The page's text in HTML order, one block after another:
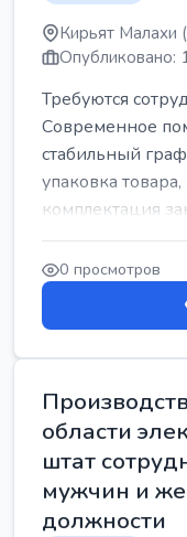
Кирьят Малахи
Опубликовано:
Требуются
Современное
стабильный
упаковка
комплектация
0 просмотров
области
штат
мужчин и
должности